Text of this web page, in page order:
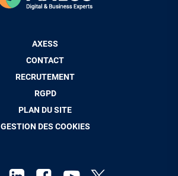
AXESS
CONTACT
RECRUTEMENT
RGPD
PLAN DU SITE
GESTION DES COOKIES